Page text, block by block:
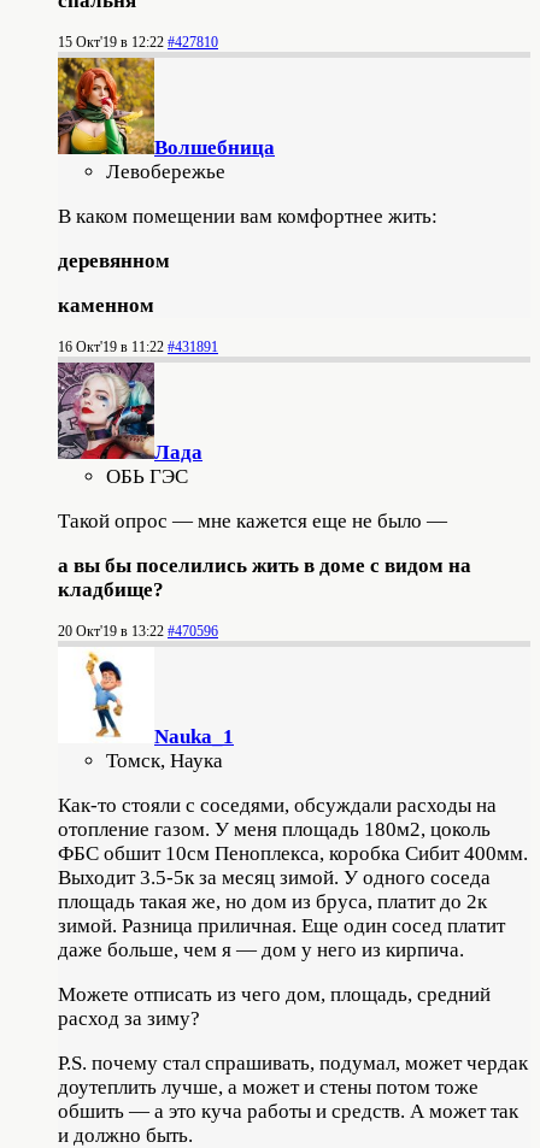
15 Окт'19 в 12:22 #427810
Волшебница
Левобережье
В каком помещении вам комфортнее жить:
деревянном
каменном
16 Окт'19 в 11:22 #431891
Лада
ОБЬ ГЭС
Такой опрос — мне кажется еще не было —
а вы бы поселились жить в доме с видом на
кладбище?
20 Окт'19 в 13:22 #470596
Nauka_1
Томск, Наука
Как-то стояли с соседями, обсуждали расходы на
отопление газом. У меня площадь 180м2, цоколь
ФБС обшит 10см Пеноплекса, коробка Сибит 400мм.
Выходит 3.5-5к за месяц зимой. У одного соседа
площадь такая же, но дом из бруса, платит до 2к
зимой. Разница приличная. Еще один сосед платит
даже больше, чем я — дом у него из кирпича.
Можете отписать из чего дом, площадь, средний
расход за зиму?
P.S. почему стал спрашивать, подумал, может чердак
доутеплить лучше, а может и стены потом тоже
обшить — а это куча работы и средств. А может так
и должно быть.